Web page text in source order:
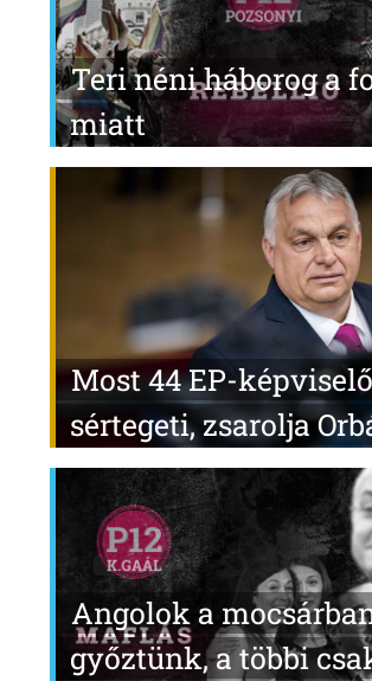
Teri néni háborog a
miatt
Most 44 EP-képviselő
sértegeti, zsarolja
Angolok a
győztünk, a többi